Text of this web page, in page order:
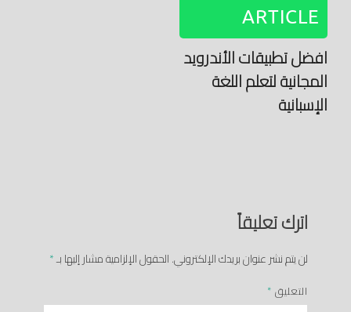
ARTICLE
افضل تطبيقات الأندرويد
المجانية لتعلم اللغة
الإسبانية
اترك تعليقاً
لن يتم نشر عنوان بريدك الإلكتروني.الحقول الإلزامية مشار إليها بـ*
التعليق *